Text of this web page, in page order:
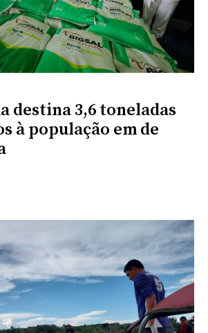
destina 3,6 toneladas
à população em de